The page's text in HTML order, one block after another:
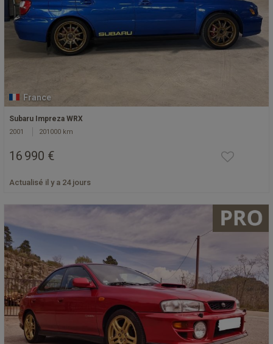
France
Subaru Impreza WRX
2001 201000 km
16 990 €
Actualisé il y a 24 jours